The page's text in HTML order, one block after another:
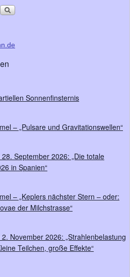
Sonnenfinsternis
– „Pulsare und Gravitationswellen“
September 2026: „Die totale
in Spanien“
– „Keplers nächster Stern – oder:
der Milchstrasse“
November 2026: „Strahlenbelastung
Teilchen, große Effekte“